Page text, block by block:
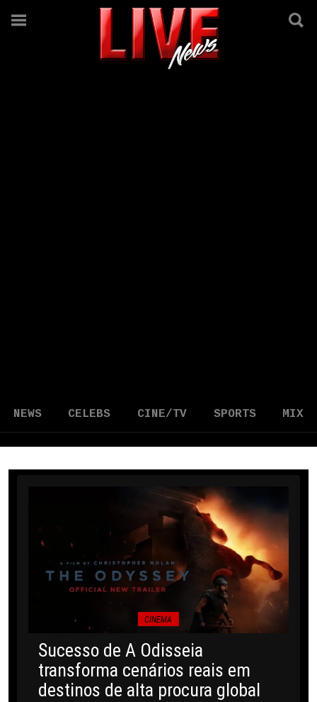
NEWS CELEBS CINE/TV SPORTS MIX
CINEMA
Sucesso de A Odisseia
transforma cenários reais em
destinos de alta procura global